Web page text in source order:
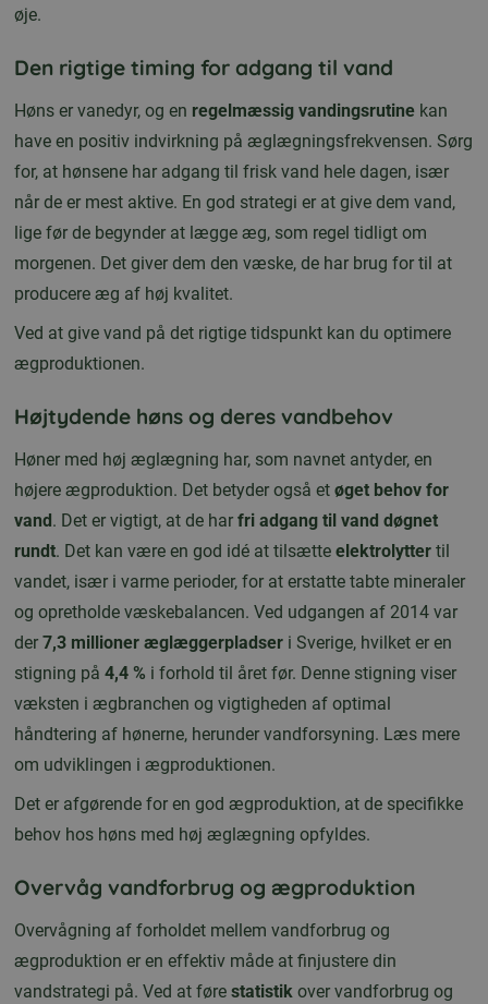
øje.
Den rigtige timing for adgang til vand
Høns er vanedyr, og en regelmæssig vandingsrutine kan
have en positiv indvirkning på æglægningsfrekvensen. Sørg
for, at hønsene har adgang til frisk vand hele dagen, især
når de er mest aktive. En god strategi er at give dem vand,
lige før de begynder at lægge æg, som regel tidligt om
morgenen. Det giver dem den væske, de har brug for til at
producere æg af høj kvalitet.
Ved at give vand på det rigtige tidspunkt kan du optimere
ægproduktionen.
Højtydende høns og deres vandbehov
Høner med høj æglægning har, som navnet antyder, en
højere ægproduktion. Det betyder også et øget behov for
vand . Det er vigtigt, at de har fri adgang til vand døgnet
rundt. Det kan være en god idé at tilsætte elektrolytter til
vandet, især i varme perioder, for at erstatte tabte mineraler
og opretholde væskebalancen. Ved udgangen af 2014 var
der 7,3 millioner æglæggerpladser i Sverige, hvilket er en
stigning på 4,4 % i forhold til året før. Denne stigning viser
væksten i ægbranchen og vigtigheden af optimal
håndtering af hønerne, herunder vandforsyning. Læs mere
om udviklingen i ægproduktionen.
Det er afgørende for en god ægproduktion, at de specifikke
behov hos høns med høj æglægning opfyldes.
Overvåg vandforbrug og ægproduktion
Overvågning af forholdet mellem vandforbrug og
ægproduktion er en effektiv måde at finjustere din
vandstrategi på. Ved at føre statistik over vandforbrug og